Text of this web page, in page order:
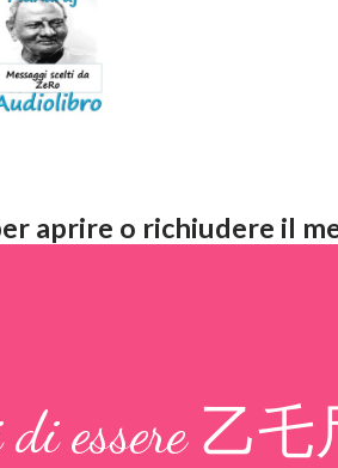
aprire o richiudere il
essere 乙乇